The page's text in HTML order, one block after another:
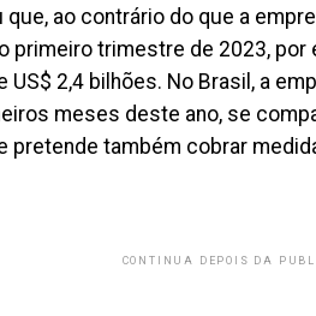
ao contrário do que a
primeiro trimestre de 2023,
US$ 2,4 bilhões. No Brasil, a
meses deste ano, se
pretende também cobrar
CONTINUA DEPOIS DA